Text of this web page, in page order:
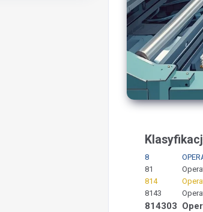
8
81
814
8143
814303